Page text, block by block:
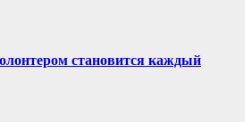
становится каждый